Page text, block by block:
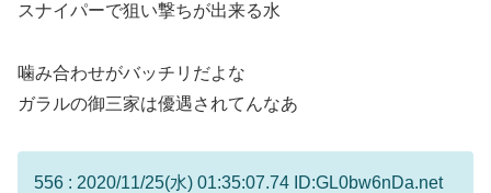
スナイパーで狙い撃ちが出来る水
噛み合わせがバッチリだよな
ガラルの御三家は優遇されてんなあ
556 : 2020/11/25(水) 01:35:07.74 ID:GL0bw6nDa.net